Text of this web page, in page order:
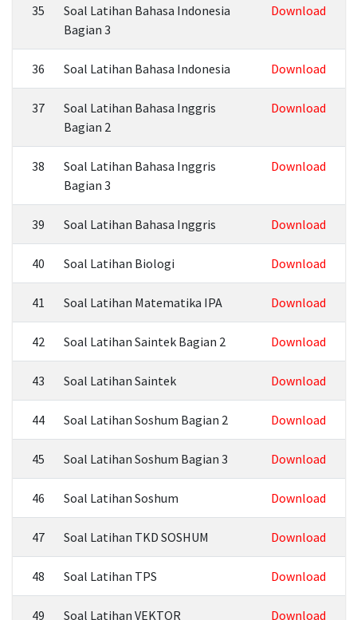
35
Soal Latihan Bahasa Indonesia
Bagian 3
Download
36 Soal Latihan Bahasa Indonesia Download
37
Soal Latihan Bahasa Inggris
Bagian 2
Download
38
Soal Latihan Bahasa Inggris
Bagian 3
Download
39 Soal Latihan Bahasa Inggris Download
40 Soal Latihan Biologi Download
41 Soal Latihan Matematika IPA Download
42 Soal Latihan Saintek Bagian 2 Download
43 Soal Latihan Saintek Download
44 Soal Latihan Soshum Bagian 2 Download
45 Soal Latihan Soshum Bagian 3 Download
46 Soal Latihan Soshum Download
47 Soal Latihan TKD SOSHUM Download
48 Soal Latihan TPS Download
49 Soal Latihan VEKTOR Download